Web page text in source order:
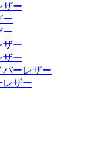
ザー
ー
ー
ザー
ザー
バーレザー
レザー